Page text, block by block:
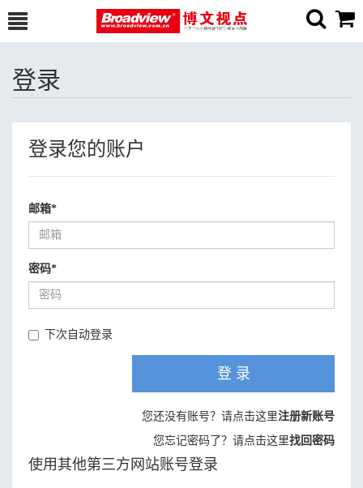
登录
登录您的账户
邮箱*
密码*
下次自动登录
登 录
您还没有账号？请点击这里注册新账号
您忘记密码了？请点击这里找回密码
使用其他第三方网站账号登录